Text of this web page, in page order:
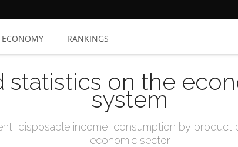
ECONOMY RANKINGS
statistics on the
system
disposable income, consumption by
economic sector